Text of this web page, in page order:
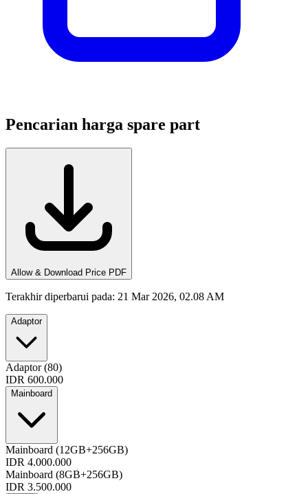
Pencarian harga spare part
Allow & Download Price PDF
Terakhir diperbarui pada: 21 Mar 2026, 02.08 AM
Adaptor
Adaptor (80)
IDR 600.000
Mainboard
Mainboard (12GB+256GB)
IDR 4.000.000
Mainboard (8GB+256GB)
IDR 3.500.000